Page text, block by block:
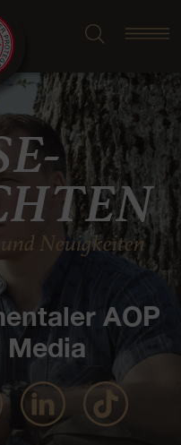
und Neuigkeiten
AOP
Media